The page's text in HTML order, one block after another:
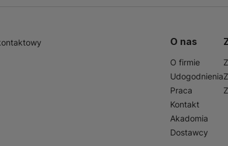
O nas
O firmie
Udogodnienia
Praca
Kontakt
Akadomia
Dostawcy